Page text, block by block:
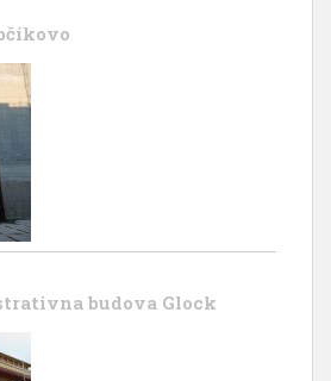
budova Glock